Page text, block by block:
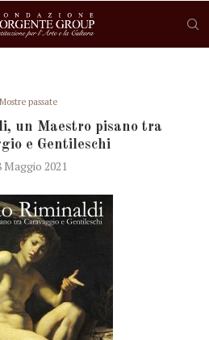
Mostre passate
un Maestro pisano tra
e Gentileschi
Maggio 2021